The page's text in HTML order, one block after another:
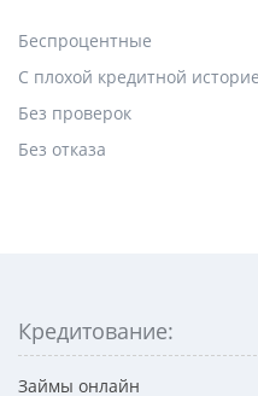
Беспроцентные
С плохой кредитной
Без проверок
Без отказа
Кредитование:
Займы онлайн